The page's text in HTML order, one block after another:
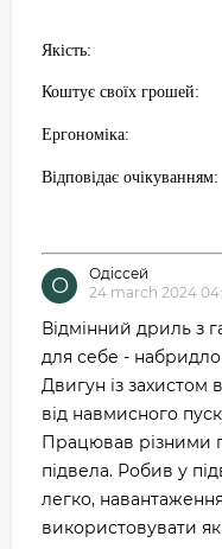
Якість:
Коштує своїх грошей:
Ергономіка:
Відповідає очікуванням:
О
Одіссей
24 march 2024
Відмінний дриль з
для себе - набридло
Двигун із захистом
від навмисного
Працював різними
підвела. Робив у
легко,
використовувати